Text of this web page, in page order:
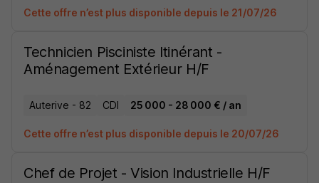
Cette offre n’est plus disponible depuis le 21/07/26
Technicien Pisciniste Itinérant -
Aménagement Extérieur H/F
Auterive - 82 CDI 25 000 - 28 000 € / an
Cette offre n’est plus disponible depuis le 20/07/26
Chef de Projet - Vision Industrielle H/F